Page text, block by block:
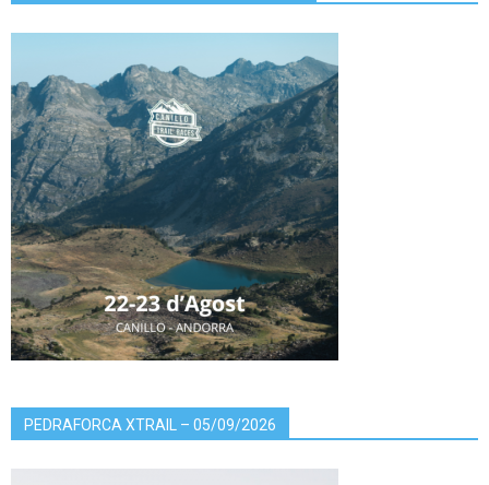
PEDRAFORCA XTRAIL – 05/09/2026